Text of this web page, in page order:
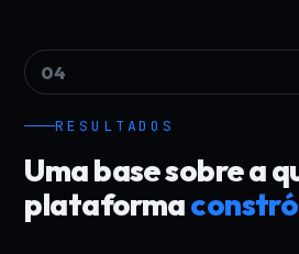
04
RESULTADOS
Uma base sobre a
plataforma